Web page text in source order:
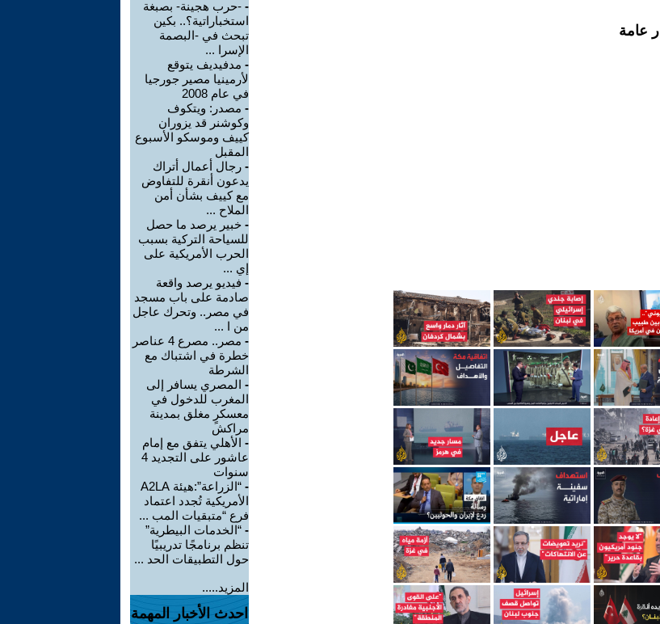
عامة
- -حرب هجينة- بصبغة
استخباراتية؟.. بكين
تبحث في -البصمة
الإسرا ...
- مدفيديف يتوقع
لأرمينيا مصير جورجيا
في عام 2008
- مصدر: ويتكوف
وكوشنر قد يزوران
كييف وموسكو الأسبوع
المقبل
- رجال أعمال أتراك
يدعون أنقرة للتفاوض
مع كييف بشأن أمن
الملاح ...
- خبير يرصد ما حصل
للسياحة التركية بسبب
الحرب الأمريكية على
إي ...
- فيديو يرصد واقعة
صادمة على باب مسجد
في مصر.. وتحرك عاجل
من ا ...
-
مصر.. مصرع 4 عناصر
خطرة في اشتباك مع
الشرطة
- المصري يسافر إلى
المغرب للدخول في
معسكرٍ مغلق بمدينة
مراكش
- الأهلي يتفق مع إمام
عاشور على التجديد 4
سنوات
-
“الزراعة”:هيئة A2LA
الأمريكية تُجدد اعتماد
فرع “متبقيات المب ...
- “الخدمات البيطرية”
تنظم برنامجًا تدريبيًا
حول التطبيقات الحد ...
المزيد.....
احدث الأخبار المهمة